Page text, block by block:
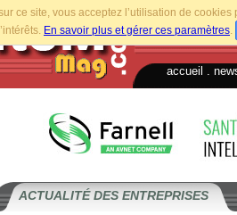
ce site, vous acceptez l’utilisation de
En savoir plus et gérer ces paramètres.
accueil
ACTUALITÉ DES ENTREPRISES